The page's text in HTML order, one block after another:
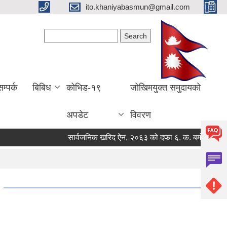
ito.khaniyabasmun@gmail.com
बिबिध कोभिड-१९
अपडेट
जोखिमयुक्त समुदायको
विवरण
सार्वजनिक खरिद ऐन, २०६३ को दफा ६. क. बमोजिमको